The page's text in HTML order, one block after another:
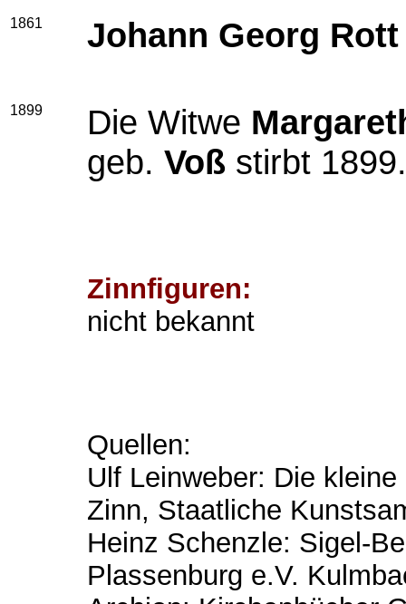
1861 Johann Georg Rott
1899 Die Witwe
geb. Voß stirbt 1899.
Zinnfiguren:
nicht bekannt
Quellen:
Ulf Leinweber: Die
Zinn, Staatliche
Heinz Schenzle: Sigel-
Plassenburg e.V.